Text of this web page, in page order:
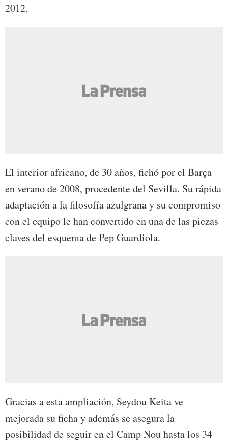
2012.
El interior africano, de 30 años, fichó por el Barça
en verano de 2008, procedente del Sevilla. Su rápida
adaptación a la filosofía azulgrana y su compromiso
con el equipo le han convertido en una de las piezas
claves del esquema de Pep Guardiola.
Gracias a esta ampliación, Seydou Keita ve
mejorada su ficha y además se asegura la
posibilidad de seguir en el Camp Nou hasta los 34